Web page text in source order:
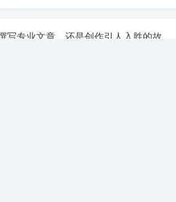
写专业文章，还是创作引人入胜的故